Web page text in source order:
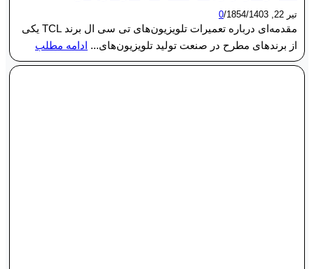
تیر 22, 1403 /
1854
/
0
مقدمه‌ای درباره تعمیرات تلویزیون‌های تی سی ال برند TCL یکی
از برندهای مطرح در صنعت تولید تلویزیون‌های... ادامه مطلب